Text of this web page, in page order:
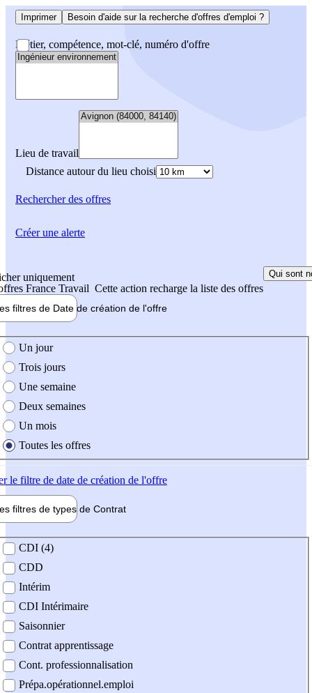
Imprimer Besoin d'aide sur la recherche d'offres d'emploi ?
Métier, compétence, mot-clé, numéro d'offre
Lieu de travail
Distance autour du lieu choisi
Rechercherdes offres
uniquement
France Travail Cette action recharge la liste des offres
Qui sont
filtres de Date de création de l'offre
création de l'offre
Un jour
Trois jours
Une semaine
Deux semaines
Un mois
Toutes les offres
le filtre de date de création de l'offre
filtres de types de Contrat
contrat
CDI (4)
CDD
Intérim
CDI Intérimaire
Saisonnier
Contrat apprentissage
Cont. professionnalisation
Prépa.opérationnel.emploi
Créer une alerte